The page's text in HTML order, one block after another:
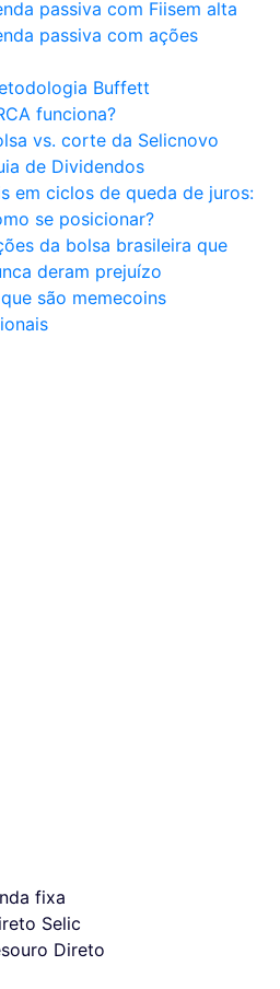
passiva com Fiisem alta
passiva com ações
Buffett
funciona?
vs. corte da Selicnovo
de Dividendos
em ciclos de queda de juros:
se posicionar?
da bolsa brasileira que
deram prejuízo
são memecoins
fixa
Selic
Direto